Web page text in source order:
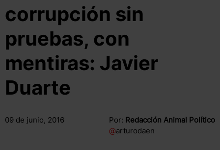
corrupción sin
pruebas, con
mentiras: Javier
Duarte
09 de junio, 2016 Por: Redacción Animal Político
@arturodaen